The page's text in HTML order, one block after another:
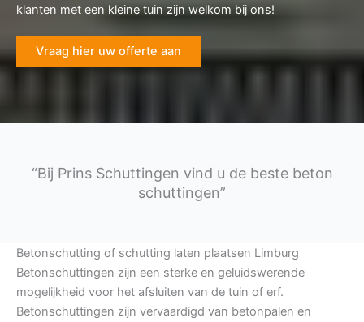
klanten met een kleine tuin zijn welkom bij ons!
Vraag hier uw offerte aan
“Bij Prins Schuttingen vind u de beste beton
schuttingen”
Betonschutting of schutting laten plaatsen Limburg
Betonschuttingen zijn een sterke en geluidswerende
mogelijkheid voor het afsluiten van de tuin of erf.
Betonschuttingen zijn vervaardigd van betonpalen en